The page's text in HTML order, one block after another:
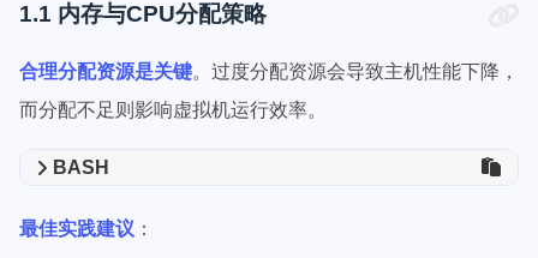
1.1 内存与CPU分配策略
合理分配资源是关键。过度分配资源会导致主机性能下降，
而分配不足则影响虚拟机运行效率。
BASH
最佳实践建议 ：